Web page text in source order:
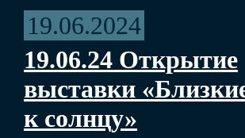
19.06.2024
19.06.24 Открытие
выставки
к солнцу»